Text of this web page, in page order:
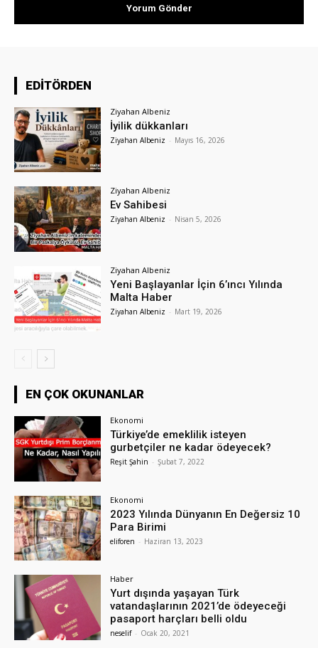
EDİTÖRDEN
Ziyahan Albeniz
İyilik dükkanları
Ziyahan Albeniz - Mayıs 16, 2026
Ziyahan Albeniz
Ev Sahibesi
Ziyahan Albeniz - Nisan 5, 2026
Ziyahan Albeniz
Yeni Başlayanlar İçin 6’ıncı Yılında
Malta Haber
Ziyahan Albeniz - Mart 19, 2026
EN ÇOK OKUNANLAR
Ekonomi
Türkiye’de emeklilik isteyen
gurbetçiler ne kadar ödeyecek?
Reşit Şahin - Şubat 7, 2022
Ekonomi
2023 Yılında Dünyanın En Değersiz 10
Para Birimi
eliforen - Haziran 13, 2023
Haber
Yurt dışında yaşayan Türk
vatandaşlarının 2021’de ödeyeceği
pasaport harçları belli oldu
neselif - Ocak 20, 2021